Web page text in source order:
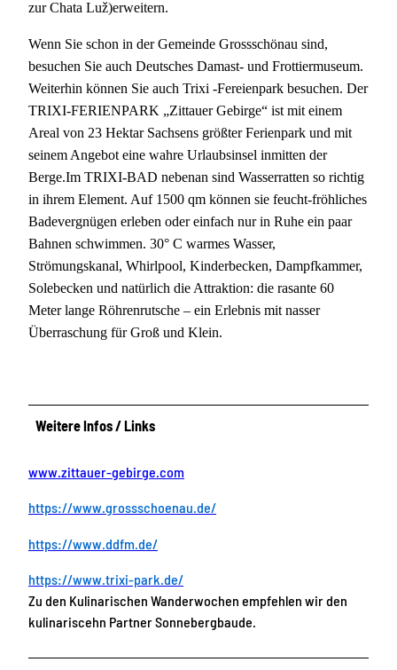
zur Chata Luž)erweitern.
Wenn Sie schon in der Gemeinde Grossschönau sind,
besuchen Sie auch Deutsches Damast- und Frottiermuseum.
Weiterhin können Sie auch Trixi -Fereienpark besuchen. Der
TRIXI-FERIENPARK „Zittauer Gebirge“ ist mit einem
Areal von 23 Hektar Sachsens größter Ferienpark und mit
seinem Angebot eine wahre Urlaubsinsel inmitten der
Berge.Im TRIXI-BAD nebenan sind Wasserratten so richtig
in ihrem Element. Auf 1500 qm können sie feucht-fröhliches
Badevergnügen erleben oder einfach nur in Ruhe ein paar
Bahnen schwimmen. 30° C warmes Wasser,
Strömungskanal, Whirlpool, Kinderbecken, Dampfkammer,
Solebecken und natürlich die Attraktion: die rasante 60
Meter lange Röhrenrutsche – ein Erlebnis mit nasser
Überraschung für Groß und Klein.
Weitere Infos / Links
www.zittauer-gebirge.com
https://www.grossschoenau.de/
https://www.ddfm.de/
https://www.trixi-park.de/
Zu den Kulinarischen Wanderwochen empfehlen wir den
kulinariscehn Partner Sonnebergbaude.